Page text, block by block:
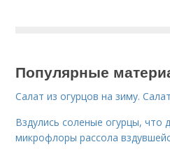
Популярные
Салат из огурцов на зиму.
Вздулись соленые огурцы, что
микрофлоры рассола